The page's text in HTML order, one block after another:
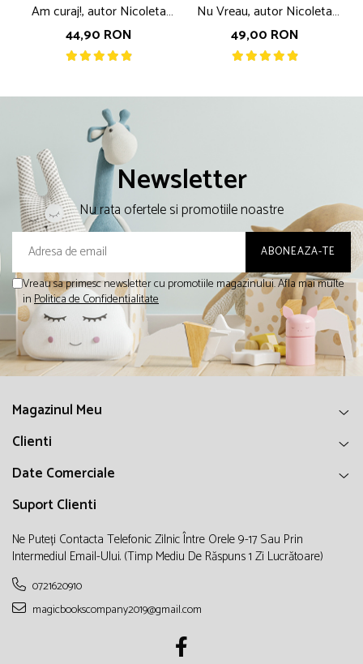
Am curaj!, autor Nicoleta
Fotau
44,90 RON
Nu Vreau, autor Nicoleta
Fotau
49,00 RON
Newsletter
Nu rata ofertele si promotiile noastre
Vreau sa primesc newsletter cu promotiile magazinului. Afla mai multe
inPolitica de Confidentialitate
Magazinul Meu
Clienti
Date Comerciale
Suport Clienti
Ne Puteți Contacta Telefonic Zilnic Între Orele 9-17 Sau Prin
Intermediul Email-Ului. (timp Mediu De Răspuns 1 Zi Lucrătoare)
0721620910
magicbookscompany2019@gmail.com